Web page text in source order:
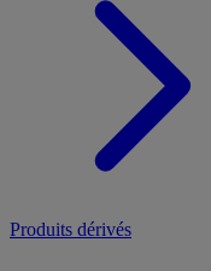
Produits dérivés